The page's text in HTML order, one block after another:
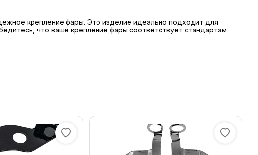
крепление фары. Это изделие идеально подходит для
что ваше крепление фары соответствует стандартам